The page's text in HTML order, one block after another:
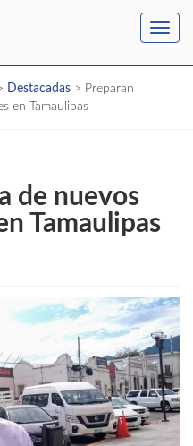
Destacadas > Preparan
en Tamaulipas
de nuevos
Tamaulipas